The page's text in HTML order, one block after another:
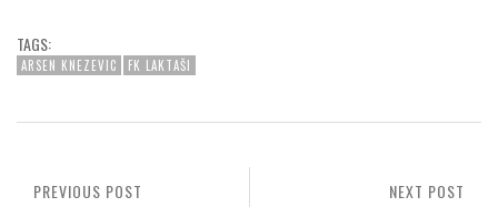
TAGS:
ARSEN KNEZEVIC FK LAKTAŠI
NEXT POST
PREVIOUS POST